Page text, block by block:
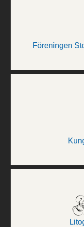
Föreningen